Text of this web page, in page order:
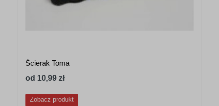
Ścierak Toma
od 10,99 zł
Zobacz produkt